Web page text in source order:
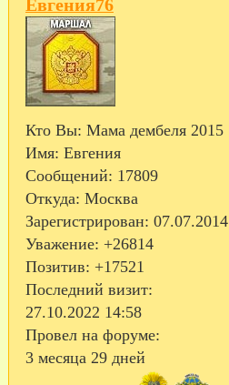
Евгения76
Кто Вы: Мама дембеля 2015
Имя: Евгения
Сообщений: 17809
Откуда: Москва
Зарегистрирован: 07.07.2014
Уважение: +26814
Позитив: +17521
Последний визит:
27.10.2022 14:58
Провел на форуме:
3 месяца 29 дней